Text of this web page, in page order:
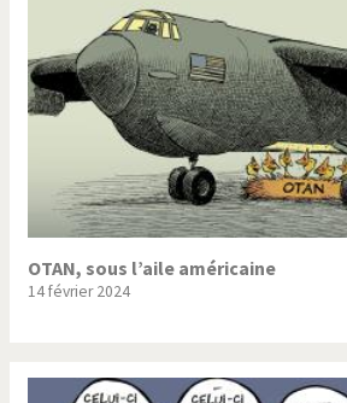
OTAN, sous l’aile américaine
14 février 2024